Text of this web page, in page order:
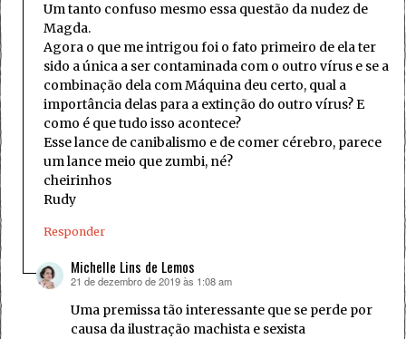
Um tanto confuso mesmo essa questão da nudez de
Magda.
Agora o que me intrigou foi o fato primeiro de ela ter
sido a única a ser contaminada com o outro vírus e se a
combinação dela com Máquina deu certo, qual a
importância delas para a extinção do outro vírus? E
como é que tudo isso acontece?
Esse lance de canibalismo e de comer cérebro, parece
um lance meio que zumbi, né?
cheirinhos
Rudy
Responder
Michelle Lins de Lemos
disse:
21 de dezembro de 2019 às 1:08 am
Uma premissa tão interessante que se perde por
causa da ilustração machista e sexista